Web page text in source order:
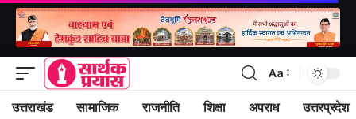
Font
Resizer
Aa
उत्तराखंड सामाजिक राजनीति शिक्षा अपराध उत्तरप्रदेश